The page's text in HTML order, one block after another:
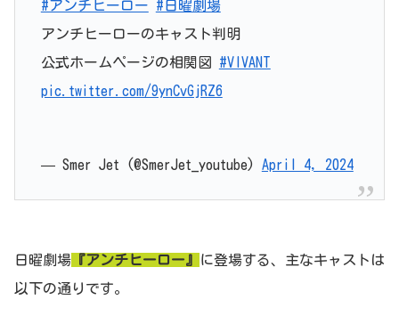
#アンチヒーロー
#日曜劇場
アンチヒーローのキャスト判明
公式ホームページの相関図 #VIVANT
pic.twitter.com/9ynCvGjRZ6
— Smer Jet (@SmerJet_youtube) April 4, 2024
日曜劇場 『アンチヒーロー』
に登場する、主なキャストは
以下の通りです。